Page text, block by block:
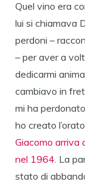
Quel vino era
lui si chiamava
perdoni –
– per aver a
dedicarmi
cambiavo in
mi ha
ho creato
Giacomo arriva
nel 1964 . La
stato di